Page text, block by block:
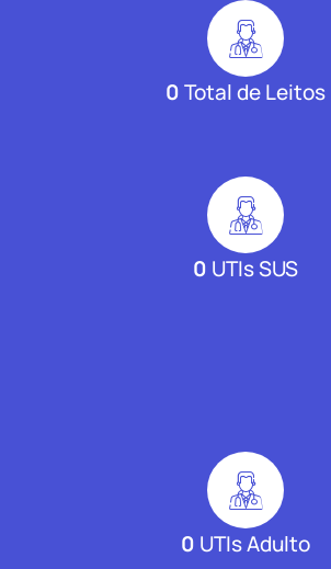
0Total de Leitos
0 UTIs SUS
0 UTIs Adulto